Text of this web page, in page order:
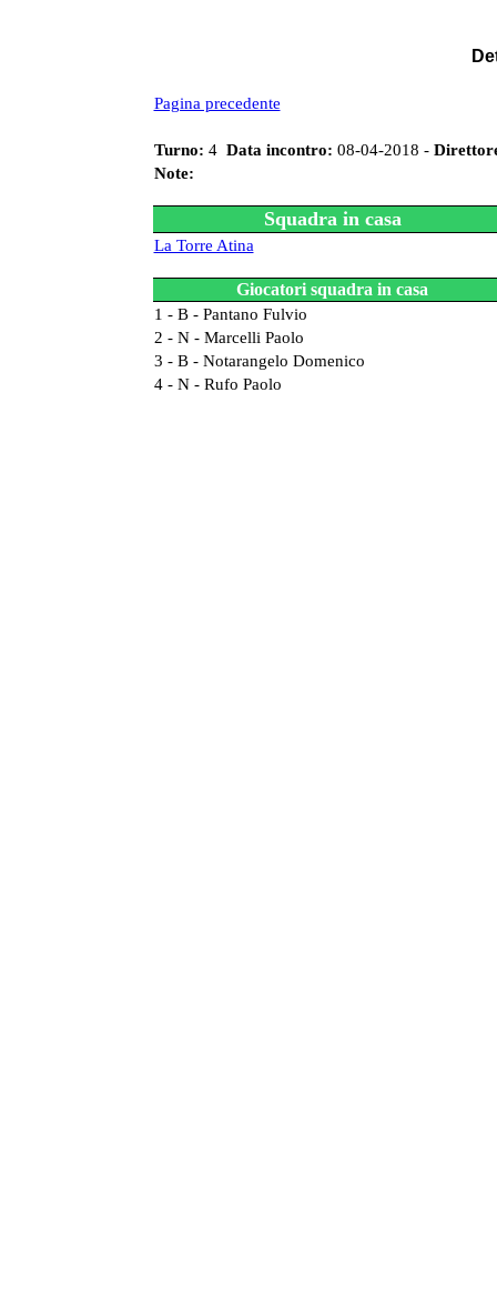
Pagina precedente
Turno: 4 Data incontro: 08-04-2018 -
Note:
Squadra in casa
La Torre Atina
Giocatori squadra in casa
1 - B - Pantano Fulvio
2 - N - Marcelli Paolo
3 - B - Notarangelo Domenico
4 - N - Rufo Paolo